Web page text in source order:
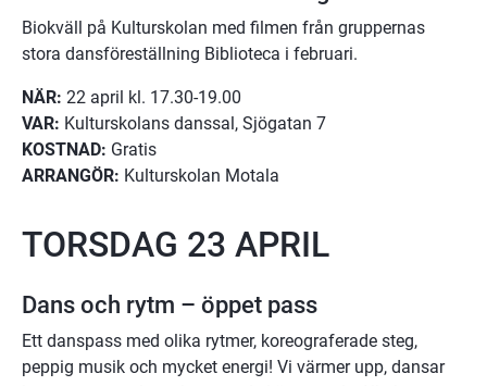
Biokväll på Kulturskolan med filmen från gruppernas
stora dansföreställning Biblioteca i februari.
NÄR: 22 april kl. 17.30-19.00
VAR: Kulturskolans danssal, Sjögatan 7
KOSTNAD: Gratis
ARRANGÖR: Kulturskolan Motala
TORSDAG 23 APRIL
Dans och rytm – öppet pass
Ett danspass med olika rytmer, koreograferade steg,
peppig musik och mycket energi! Vi värmer upp, dansar